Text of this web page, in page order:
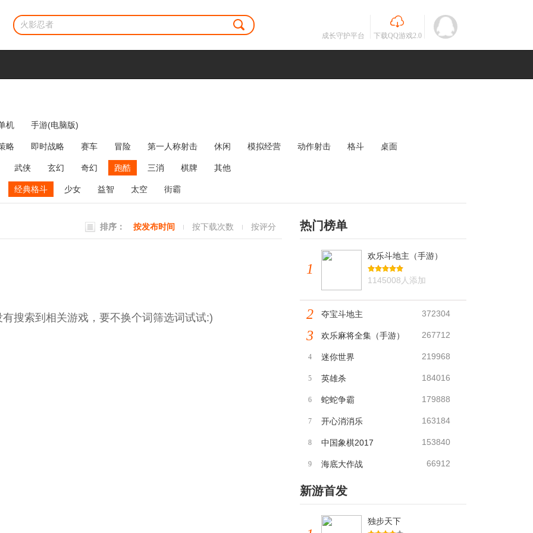
成长守护平台 下载QQ游戏2.0
机 手游(电脑版)
略 即时战略 赛车 冒险 第一人称射击 休闲 模拟经营 动作射击 格斗
桌面
牌类
麻将 网络游戏 弹幕射击 策略塔防
武侠 玄幻 奇幻 跑酷 三消 棋牌 其他
经典格斗 少女 益智 太空 街霸
排序： 按发布时间 按下载次数 按评分
搜索到相关游戏，要不换个词筛选词试试:)
热门榜单
1
欢乐斗地主（手游）
1145008人添加
2 夺宝斗地主 372304
3 欢乐麻将全集（手游） 267712
4 迷你世界 219968
5 英雄杀 184016
6 蛇蛇争霸 179888
7 开心消消乐 163184
8 中国象棋2017 153840
9 海底大作战 66912
新游首发
独步天下